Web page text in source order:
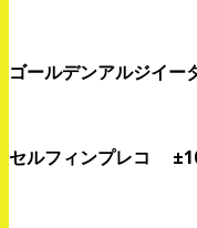
ゴールデンアルジイ
セルフィンプレコ